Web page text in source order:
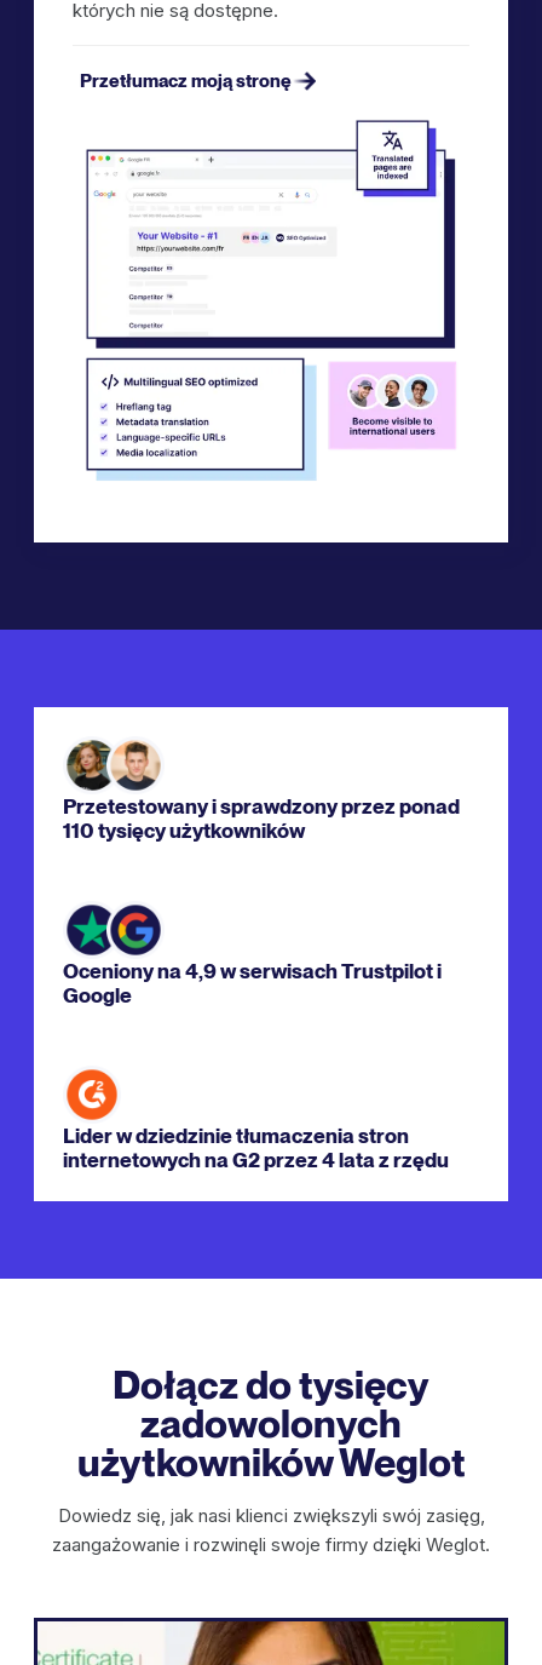
których nie są dostępne.
Przetłumacz moją stronę
Przetestowany i sprawdzony przez ponad
110 tysięcy użytkowników
Oceniony na 4,9 w serwisach Trustpilot i
Google
Lider w dziedzinie tłumaczenia stron
internetowych na G2 przez 4 lata z rzędu
Dołącz do tysięcy
zadowolonych
użytkowników Weglot
Dowiedz się, jak nasi klienci zwiększyli swój zasięg,
zaangażowanie i rozwinęli swoje firmy dzięki Weglot.